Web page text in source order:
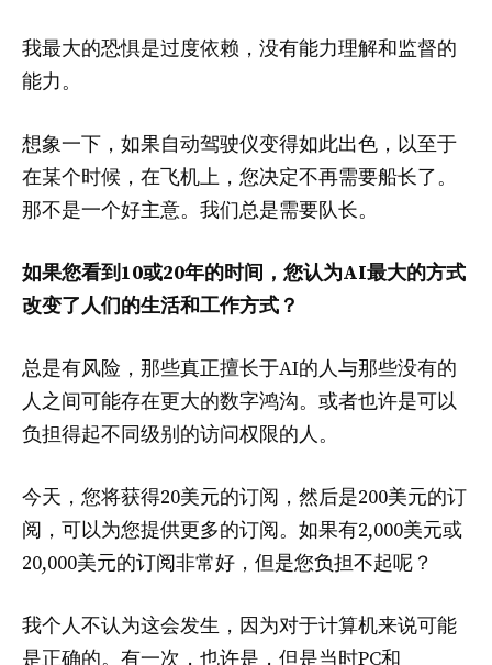
我最大的恐惧是过度依赖，没有能力理解和监督的
能力。
想象一下，如果自动驾驶仪变得如此出色，以至于
在某个时候，在飞机上，您决定不再需要船长了。
那不是一个好主意。我们总是需要队长。
如果您看到10或20年的时间，您认为AI最大的方式
改变了人们的生活和工作方式？
总是有风险，那些真正擅长于AI的人与那些没有的
人之间可能存在更大的数字鸿沟。或者也许是可以
负担得起不同级别的访问权限的人。
今天，您将获得20美元的订阅，然后是200美元的订
阅，可以为您提供更多的订阅。如果有2,000美元或
20,000美元的订阅非常好，但是您负担不起呢？
我个人不认为这会发生，因为对于计算机来说可能
是正确的。有一次，也许是，但是当时PC和